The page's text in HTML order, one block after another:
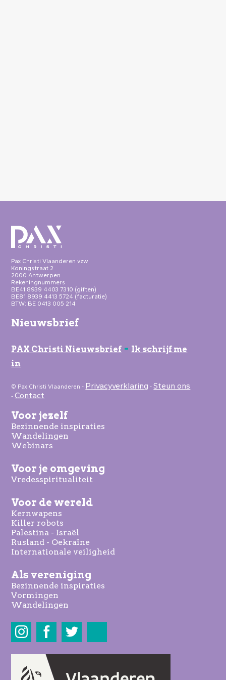
Pax Christi Vlaanderen vzw
Koningstraat 2
2000 Antwerpen
Rekeningnummers
BE41 8939 4403 7310 (giften)
BE81 8939 4413 5724 (facturatie)
BTW: BE 0413 005 214
Nieuwsbrief
PAX Christi Nieuwsbrief - Ik schrijf me
in
© Pax Christi Vlaanderen - Privacyverklaring -Steun ons
-Contact
Voor jezelf
Bezinnende inspiraties
Wandelingen
Webinars
Voor je omgeving
Vredesspiritualiteit
Voor de wereld
Kernwapens
Killer robots
Palestina - Israël
Rusland - Oekraïne
Internationale veiligheid
Als vereniging
Bezinnende inspiraties
Vormingen
Wandelingen
Share